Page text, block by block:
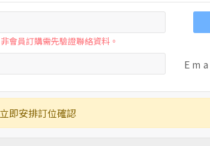
會員訂購需先驗證聯絡資料。
E m
即安排訂位確認